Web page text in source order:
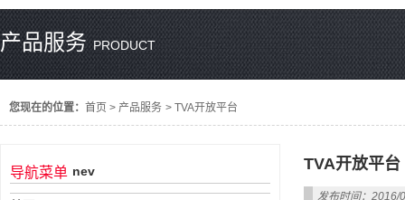
产品服务PRODUCT
您现在的位置： 首页 > 产品服务 > TVA开放平台
导航菜单 nev TVA开放平台
发布时间：2016/